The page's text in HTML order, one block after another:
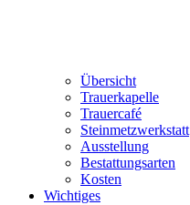
Übersicht
Trauerkapelle
Trauercafé
Steinmetzwerkstatt
Ausstellung
Bestattungsarten
Kosten
Wichtiges